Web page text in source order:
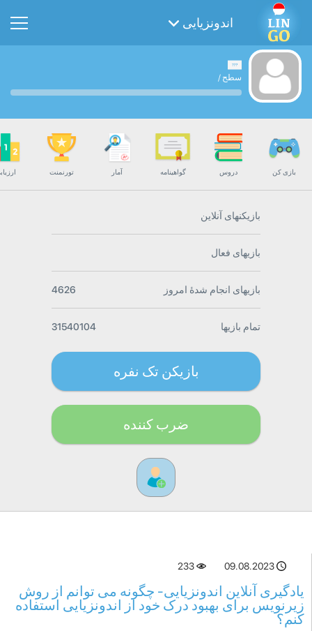
اندونزیایی
سطح /
بازی کن دروس گواهینامه آمار تورنمنت
بازیکنهای آنلاین
بازیهای فعال
بازیهای انجام شدۀ امروز 4626
تمام بازیها 31540104
بازیکن تک نفره
ضرب کننده
09.08.2023
233
یادگیری آنلاین اندونزیایی- چگونه می توانم از روش
زیرنویس برای بهبود درک خود از اندونزیایی استفاده
کنم؟